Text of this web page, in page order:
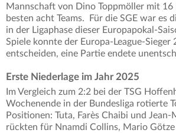
Mannschaft von Dino Toppmöller mit
besten acht Teams. Für die SGE war es
in der Ligaphase dieser Europapokal-
Spiele konnte der Europa-League-Sieger
entscheiden, eine Partie endete
Erste Niederlage im Jahr 2025
Im Vergleich zum 2:2 bei der TSG
Wochenende in der Bundesliga rotierte
Positionen: Tuta, Farès Chaibi und Jean-
rückten für Nnamdi Collins, Mario